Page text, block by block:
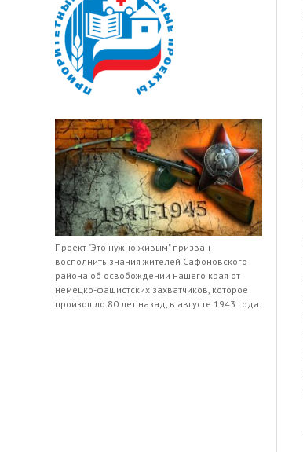
Проект "Это нужно живым" призван
восполнить знания жителей Сафоновского
района об освобождении нашего края от
немецко-фашистских захватчиков, которое
произошло 80 лет назад, в августе 1943 года.